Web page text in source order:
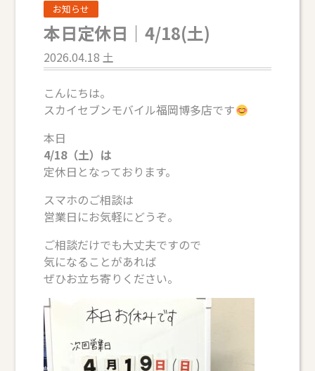
お知らせ
本日定休日｜4/18(土)
2026.04.18 土
こんにちは。
スカイセブンモバイル福岡博多店です
本日
4/18（土）は
定休日となっております。
スマホのご相談は
営業日にお気軽にどうぞ。
ご相談だけでも大丈夫ですので
気になることがあれば
ぜひお立ち寄りください。